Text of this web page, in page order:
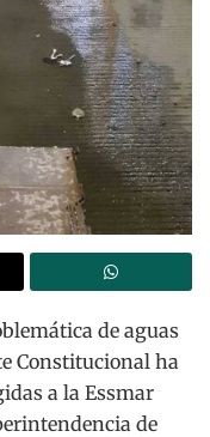
de aguas
Constitucional ha
a la Essmar
de